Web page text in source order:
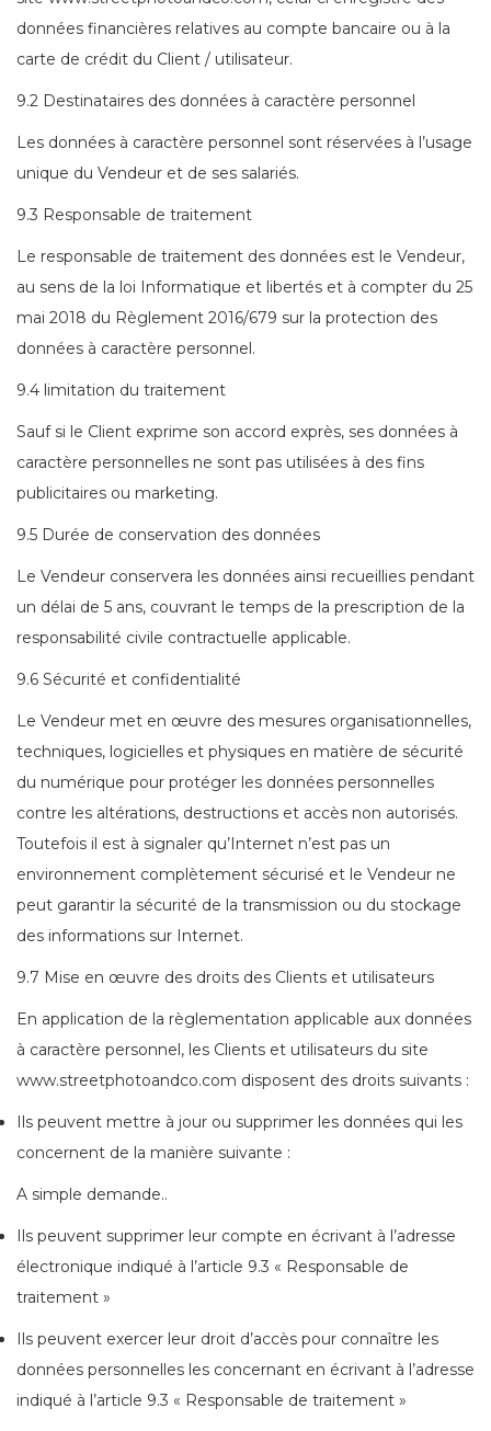
données financières relatives au compte bancaire ou à la
carte de crédit du Client / utilisateur.
9.2 Destinataires des données à caractère personnel
Les données à caractère personnel sont réservées à l’usage
unique du Vendeur et de ses salariés.
9.3 Responsable de traitement
Le responsable de traitement des données est le Vendeur,
au sens de la loi Informatique et libertés et à compter du 25
mai 2018 du Règlement 2016/679 sur la protection des
données à caractère personnel.
9.4 limitation du traitement
Sauf si le Client exprime son accord exprès, ses données à
caractère personnelles ne sont pas utilisées à des fins
publicitaires ou marketing.
9.5 Durée de conservation des données
Le Vendeur conservera les données ainsi recueillies pendant
un délai de 5 ans, couvrant le temps de la prescription de la
responsabilité civile contractuelle applicable.
9.6 Sécurité et confidentialité
Le Vendeur met en œuvre des mesures organisationnelles,
techniques, logicielles et physiques en matière de sécurité
du numérique pour protéger les données personnelles
contre les altérations, destructions et accès non autorisés.
Toutefois il est à signaler qu’Internet n’est pas un
environnement complètement sécurisé et le Vendeur ne
peut garantir la sécurité de la transmission ou du stockage
des informations sur Internet.
9.7 Mise en œuvre des droits des Clients et utilisateurs
En application de la règlementation applicable aux données
à caractère personnel, les Clients et utilisateurs du site
www.streetphotoandco.com disposent des droits suivants :
Ils peuvent mettre à jour ou supprimer les données qui les
concernent de la manière suivante :
A simple demande..
Ils peuvent supprimer leur compte en écrivant à l’adresse
électronique indiqué à l’article 9.3 « Responsable de
traitement »
Ils peuvent exercer leur droit d’accès pour connaître les
données personnelles les concernant en écrivant à l’adresse
indiqué à l’article 9.3 « Responsable de traitement »